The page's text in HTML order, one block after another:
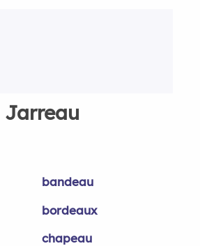
Jarreau
bandeau
bordeaux
chapeau